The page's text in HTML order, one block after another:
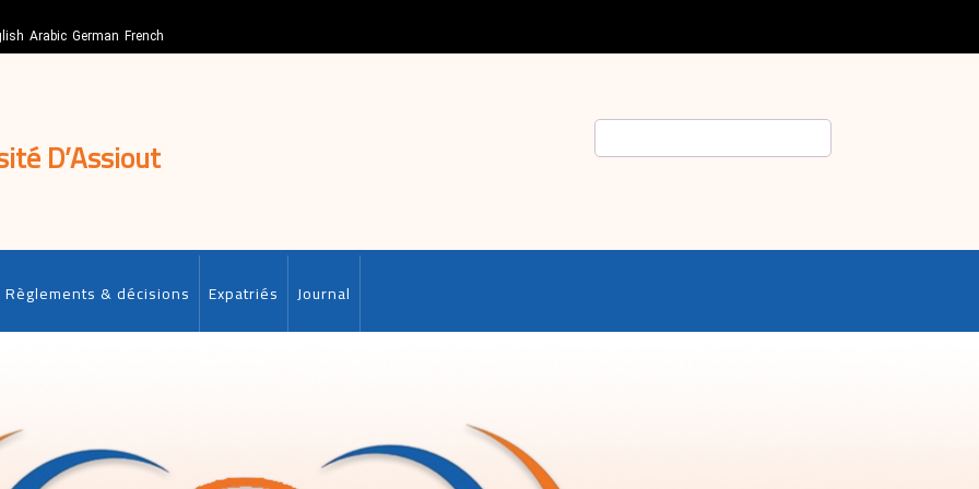
Arabic German French
D’Assiout
Règlements & décisions Expatriés Journal